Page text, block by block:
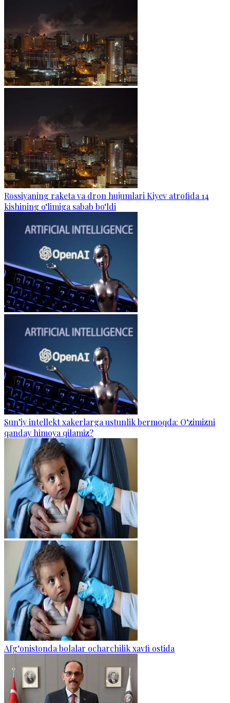
Rossiyaning raketa va dron hujumlari Kiyev atrofida 14
kishining o‘limiga sabab bo‘ldi
Sun’iy intellekt xakerlarga ustunlik bermoqda: O‘zimizni
qanday himoya qilamiz?
Afg‘onistonda bolalar ocharchilik xavfi ostida